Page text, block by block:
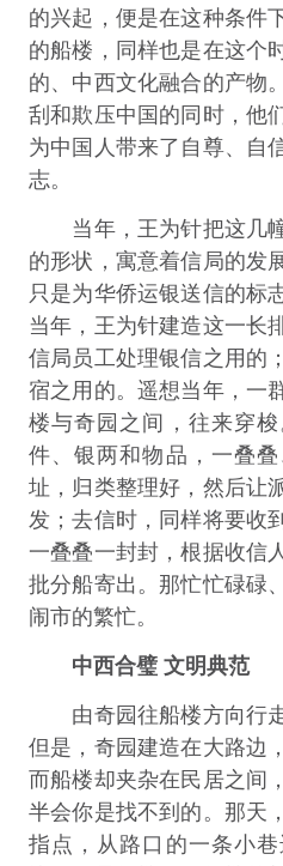
的兴起，便是在这种条件
的船楼，同样也是在这个
的、中西文化融合的产物
刮和欺压中国的同时，他
为中国人带来了自尊、自
志。
当年，王为针把这几幢
的形状，寓意着信局的发
只是为华侨运银送信的标
当年，王为针建造这一长
信局员工处理银信之用的
宿之用的。遥想当年，一
楼与奇园之间，往来穿
件、银两和物品，一叠
址，归类整理好，然后让
发；去信时，同样将要收
一叠叠一封封，根据收信
批分船寄出。那忙忙碌碌
闹市的繁忙。
中西合璧 文明典范
由奇园往船楼方向行走
但是，奇园建造在大路边
而船楼却夹杂在民居之间
半会你是找不到的。那天
指点，从路口的一条小